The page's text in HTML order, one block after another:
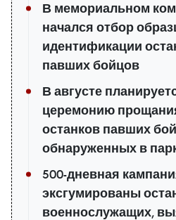
В мемориальном
начался отбор
идентификации
павших бойцов
В августе
церемонию
останков павших
обнаруженных в
500-дневная
эксгумированы
военнослужащих,